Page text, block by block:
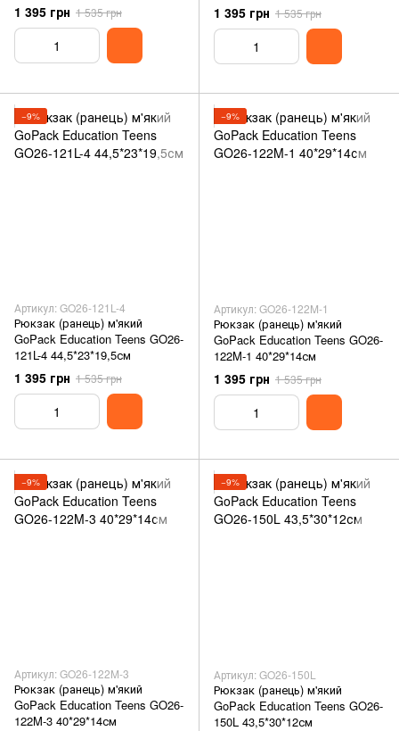
1 395 грн 1 535 грн 1 395 грн 1 535 грн
−9%
Артикул: GO26-121L-4
Рюкзак (ранець) м'який
GoPack Education Teens GO26-
121L-4 44,5*23*19,5см
1 395 грн 1 535 грн
−9%
Артикул: GO26-122M-1
Рюкзак (ранець) м'який
GoPack Education Teens GO26-
122M-1 40*29*14см
1 395 грн 1 535 грн
−9%
Артикул: GO26-122M-3
Рюкзак (ранець) м'який
GoPack Education Teens GO26-
122M-3 40*29*14см
−9%
Артикул: GO26-150L
Рюкзак (ранець) м'який
GoPack Education Teens GO26-
150L 43,5*30*12см